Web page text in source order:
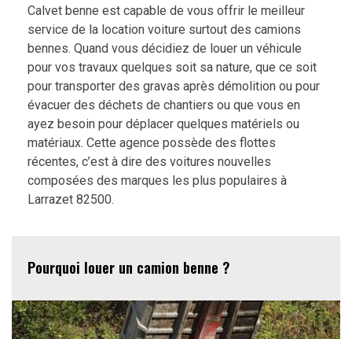
Calvet benne est capable de vous offrir le meilleur
service de la location voiture surtout des camions
bennes. Quand vous décidiez de louer un véhicule
pour vos travaux quelques soit sa nature, que ce soit
pour transporter des gravas après démolition ou pour
évacuer des déchets de chantiers ou que vous en
ayez besoin pour déplacer quelques matériels ou
matériaux. Cette agence possède des flottes
récentes, c’est à dire des voitures nouvelles
composées des marques les plus populaires à
Larrazet 82500.
Pourquoi louer un camion benne ?